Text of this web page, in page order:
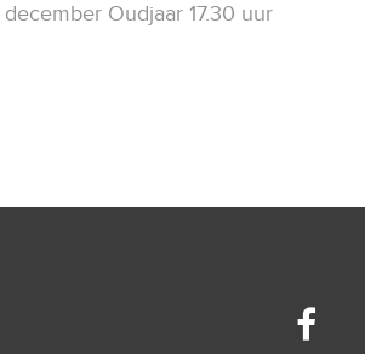
december Oudjaar 17.30 uur